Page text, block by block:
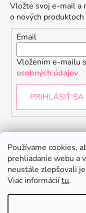
Používame cookies,
prehliadanie webu a
neustále zlepšovali
Viac informáciítu.
Vložte svoj e-mail a
o nových
Email
Vložením e-mailu
osobných údajov
PRIHLÁSIŤ SA
Instagram